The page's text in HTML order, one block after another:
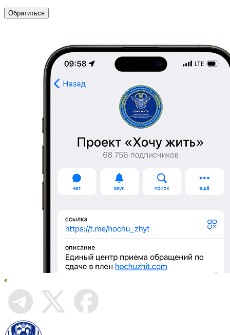
Обратиться